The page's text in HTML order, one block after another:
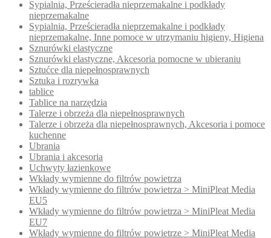
Sypialnia, Prześcieradła nieprzemakalne i podkłady
nieprzemakalne
Sypialnia, Prześcieradła nieprzemakalne i podkłady
nieprzemakalne, Inne pomoce w utrzymaniu higieny, Higiena
Sznurówki elastyczne
Sznurówki elastyczne, Akcesoria pomocne w ubieraniu
Sztućce dla niepełnosprawnych
Sztuka i rozrywka
tablice
Tablice na narzędzia
Talerze i obrzeża dla niepełnosprawnych
Talerze i obrzeża dla niepełnosprawnych, Akcesoria i pomoce
kuchenne
Ubrania
Ubrania i akcesoria
Uchwyty łazienkowe
Wkłady wymienne do filtrów powietrza
Wkłady wymienne do filtrów powietrza > MiniPleat Media
EU5
Wkłady wymienne do filtrów powietrza > MiniPleat Media
EU7
Wkłady wymienne do filtrów powietrze > MiniPleat Media